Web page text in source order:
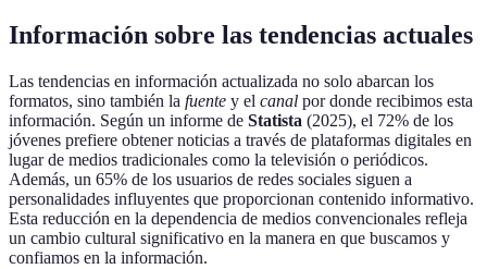
Información sobre las tendencias actuales
Las tendencias en información actualizada no solo abarcan los
formatos, sino también la fuente y el canal por donde recibimos esta
información. Según un informe de Statista (2025), el 72% de los
jóvenes prefiere obtener noticias a través de plataformas digitales en
lugar de medios tradicionales como la televisión o periódicos.
Además, un 65% de los usuarios de redes sociales siguen a
personalidades influyentes que proporcionan contenido informativo.
Esta reducción en la dependencia de medios convencionales refleja
un cambio cultural significativo en la manera en que buscamos y
confiamos en la información.